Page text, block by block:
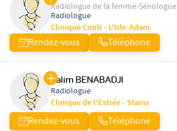
Radiologue de la femme-Sénologue
Radiologue
Clinique Conti - L'Isle-Adam
Rendez-vous Téléphone
Salim BENABADJI
Radiologue
Clinique de l'Estrée - Stains
Rendez-vous Téléphone